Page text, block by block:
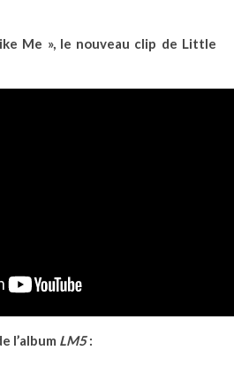
Me », le nouveau clip de Little
l’album LM5: